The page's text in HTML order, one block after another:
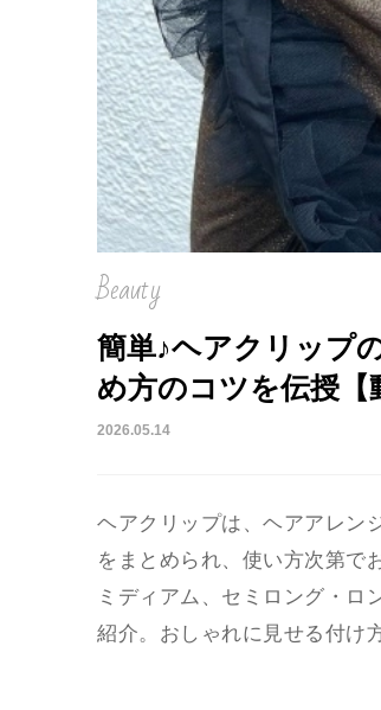
Beauty
簡単♪ヘアクリップ
め方のコツを伝授【
2026.05.14
ヘアクリップは、ヘアアレン
をまとめられ、使い方次第で
ミディアム、セミロング・ロ
紹介。おしゃれに見せる付け